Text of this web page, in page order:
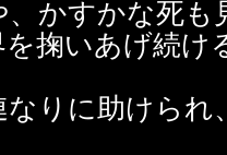
かすかな死も
掬いあげ続け
りに助けられ